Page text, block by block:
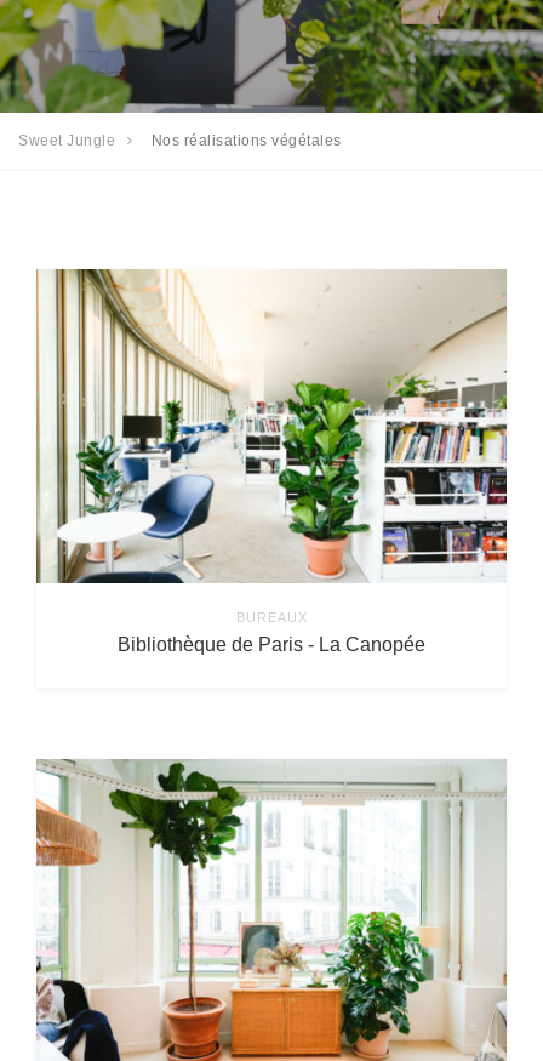
Sweet Jungle Nos réalisations végétales
BUREAUX
Bibliothèque de Paris - La Canopée